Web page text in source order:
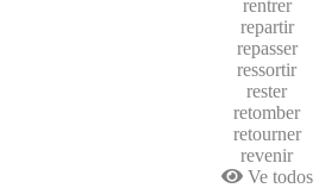
rentrer
repartir
repasser
ressortir
rester
retomber
retourner
revenir
Ve todos